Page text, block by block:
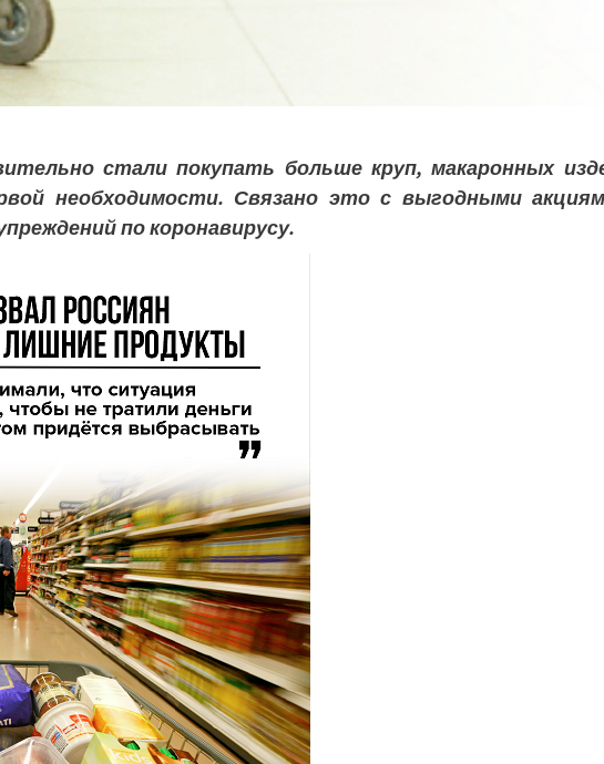
стали покупать больше круп, макаронных
необходимости. Связано это с выгодными
по коронавирусу.